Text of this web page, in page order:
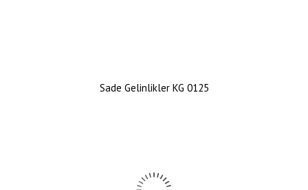
Sade Gelinlikler KG 0125